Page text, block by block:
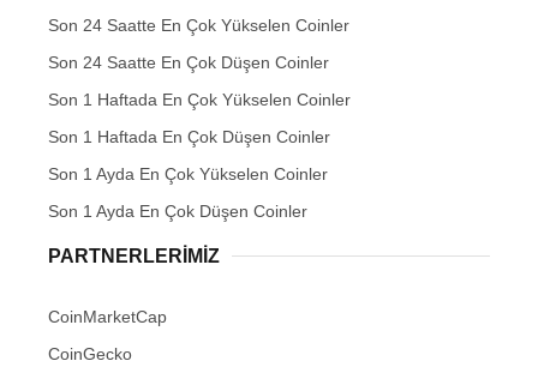
Son 24 Saatte En Çok Yükselen Coinler
Son 24 Saatte En Çok Düşen Coinler
Son 1 Haftada En Çok Yükselen Coinler
Son 1 Haftada En Çok Düşen Coinler
Son 1 Ayda En Çok Yükselen Coinler
Son 1 Ayda En Çok Düşen Coinler
PARTNERLERIMIZ
CoinMarketCap
CoinGecko